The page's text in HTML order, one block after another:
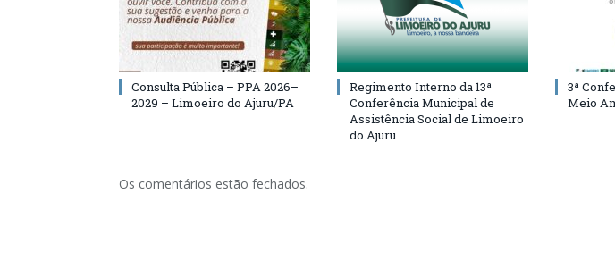
Consulta Pública – PPA 2026–
2029 – Limoeiro do Ajuru/PA
Regimento Interno da 13ª
Conferência Municipal de
Assistência Social de Limoeiro
do Ajuru
3ª
Meio
Os comentários estão fechados.